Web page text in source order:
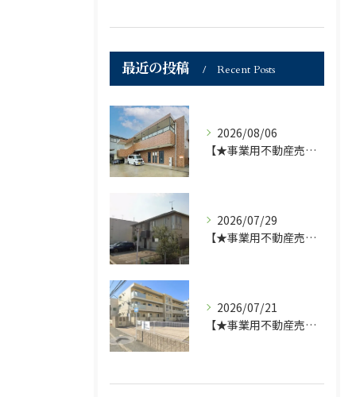
最近の投稿 Recent Posts
2026/08/06
【★事業用不動産売買仲介専門部署より★】福岡市の不動産｜株式会社ランドマーク●1棟収益物件・価格が下がりました！！●
2026/07/29
【★事業用不動産売買仲介専門部署より★】福岡市の不動産｜株式会社ランドマーク ●収益物件 「D-roomアネシス」価格改定のお知らせ●
2026/07/21
【★事業用不動産売買仲介専門部署より★】福岡市の不動産｜株式会社ランドマーク ●収益物件「D-room笹丘」●